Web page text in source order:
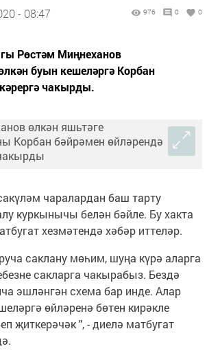
- 08:47 976 0 0
Рөстәм Миңнеханов
буын кешеләргә Корбан
чакырды.
чаралардан баш тарту
куркынычы белән бәйле. Бу хакта
хезмәтендә хәбәр иттеләр.
саклану мөһим, шуңа күрә аларга
сакларга чакырабыз. Бездә
эшләнгән схема бар инде. Алар
өйләренә бөтен кирәкле
җиткерәчәк ", - диелә матбугат